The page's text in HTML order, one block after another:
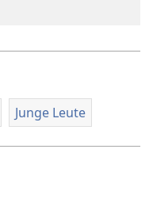
Junge Leute